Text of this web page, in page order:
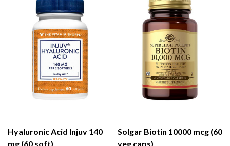
Hyaluronic Acid Injuv 140
mg (60 soft)
Solgar Biotin 10000 mcg (60
veg caps)